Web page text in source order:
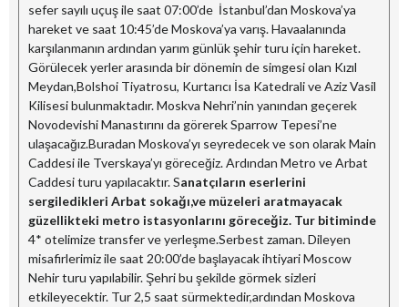
sefer sayılı uçuş ile saat 07:00’de İstanbul’dan Moskova’ya
hareket ve saat 10:45’de Moskova’ya varış. Havaalanında
karşılanmanın ardından yarım günlük şehir turu için hareket.
Görülecek yerler arasında bir dönemin de simgesi olan Kızıl
Meydan,Bolshoi Tiyatrosu, Kurtarıcı İsa Katedrali ve Aziz Vasil
Kilisesi bulunmaktadır. Moskva Nehri’nin yanından geçerek
Novodevishi Manastırını da görerek Sparrow Tepesi’ne
ulaşacağız.Buradan Moskova’yı seyredecek ve son olarak Main
Caddesi ile Tverskaya’yı göreceğiz. Ardından Metro ve Arbat
Caddesi turu yapılacaktır. Sanatçıların eserlerini
sergiledikleri Arbat sokağı,ve müzeleri aratmayacak
güzellikteki metro istasyonlarını göreceğiz. Tur bitiminde
4* otelimize transfer ve yerleşme.Serbest zaman. Dileyen
misafirlerimiz ile saat 20:00’de başlayacak ihtiyari Moscow
Nehir turu yapılabilir. Şehri bu şekilde görmek sizleri
etkileyecektir. Tur 2,5 saat sürmektedir,ardından Moskova